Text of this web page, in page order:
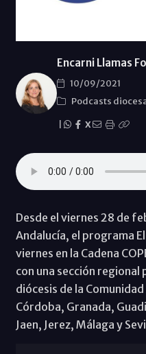
Encarni Llamas
10/09/2021
Podcasts
X
Desde el viernes 28 de
Andalucía, el programa
viernes en la Cadena
con una sección
diócesis de la
Córdoba, Granada,
Jaen, Jerez, Málaga y